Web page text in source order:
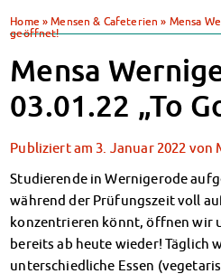
BAföG beantragen
BAföG-FAQs
Dokumente
BAföG-Sprechstunden
Kredite & Stipendien
Mensen & Cafeterien
Heute in unseren Mensen
JoGo – Studibar + Eventspace
Klimabewusst essen
Mensa-FAQs
CampusCatering
Home »Mensen & Cafeterien » Mensa
geöffnet!
Mensa
03.01.22 „To
Publiziert am 3. Januar 2022 von
Studierende in Wernigerode
während der Prüfungszeit voll
konzentrieren könnt, öffnen wir
bereits ab heute wieder! Täglich
unterschiedliche Essen